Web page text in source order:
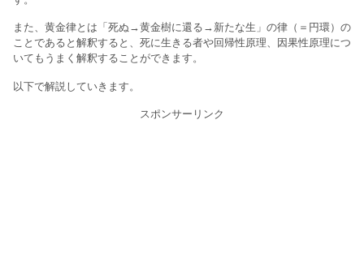
また、黄金律とは「死ぬ→黄金樹に還る→新たな生」の律（＝円環）の
ことであると解釈すると、死に生きる者や回帰性原理、因果性原理につ
いてもうまく解釈することができます。
以下で解説していきます。
スポンサーリンク